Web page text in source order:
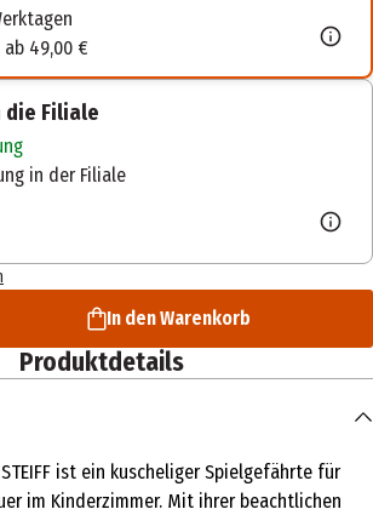
49,00 €
Filiale
in der Filiale
In den Warenkorb
Produktdetails
ist ein kuscheliger Spielgefährte für
im Kinderzimmer. Mit ihrer beachtlichen